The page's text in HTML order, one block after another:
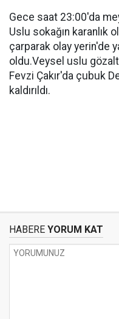
Gece saat 23:00'da
Uslu sokağın karanlık
çarparak olay yerin'de
oldu.Veysel uslu
Fevzi Çakır'da çubuk
kaldırıldı.
HABERE YORUM KAT